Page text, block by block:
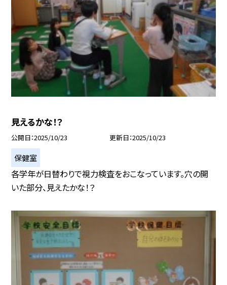
見えるかな！？
公開日 2025/10/23 更新日 2025/10/23
保健室
各学年が日替わりで視力検査をおこなっています。穴の開
いた部分、見えたかな！？